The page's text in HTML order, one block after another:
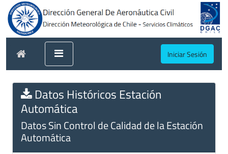
Iniciar Sesión
Datos Históricos Estación
Automática
Datos Sin Control de Calidad de la Estación
Automática